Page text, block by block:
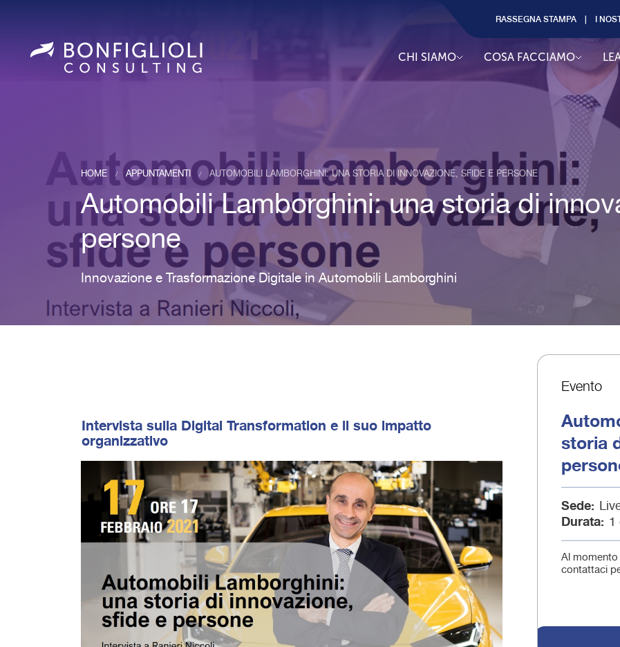
RASSEGNA STAMPA I
CHI SIAMO COSA FACCIAMO
HOME / APPUNTAMENTI / AUTOMOBILI LAMBORGHINI: UNA STORIA DI INNOVAZIONE, SFIDE E PERSONE
Automobili Lamborghini: una storia di
persone
Innovazione e Trasformazione Digitale in Automobili Lamborghini
Intervista sulla Digital Transformation e il suo impatto
organizzativo
Evento
storia
Sede
Durata 1
Al
contattaci